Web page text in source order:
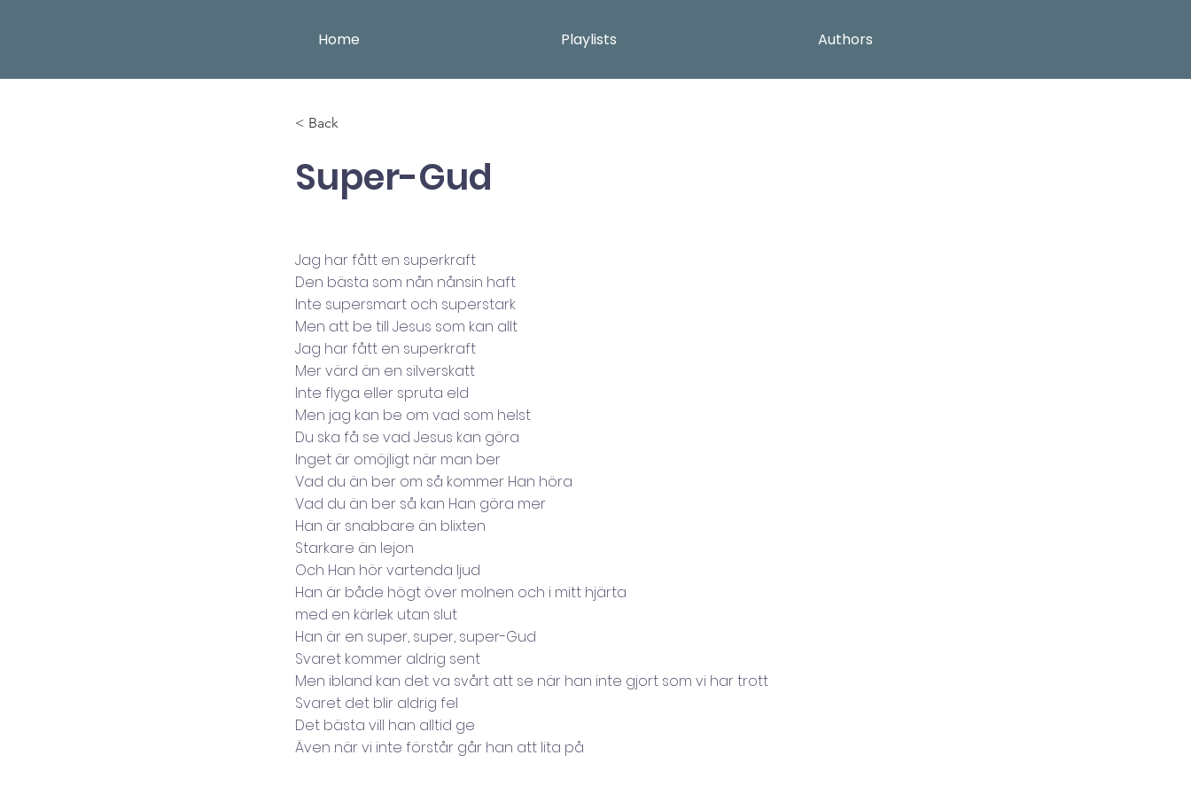
Home Playlists Authors
< Back
Super-Gud
Jag har fått en superkraft
Den bästa som nån nånsin haft
Inte supersmart och superstark
Men att be till Jesus som kan allt
Jag har fått en superkraft
Mer värd än en silverskatt
Inte flyga eller spruta eld
Men jag kan be om vad som helst
Du ska få se vad Jesus kan göra
Inget är omöjligt när man ber
Vad du än ber om så kommer Han höra
Vad du än ber så kan Han göra mer
Han är snabbare än blixten
Starkare än lejon
Och Han hör vartenda ljud
Han är både högt över molnen och i mitt hjärta
med en kärlek utan slut
Han är en super, super, super-Gud
Svaret kommer aldrig sent
Men ibland kan det va svårt att se när han inte gjort som vi har trott
Svaret det blir aldrig fel
Det bästa vill han alltid ge
Även när vi inte förstår går han att lita på